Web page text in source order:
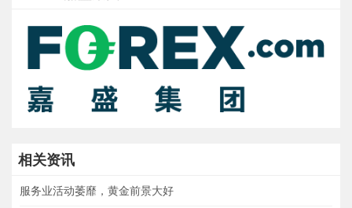
相关资讯
服务业活动萎靡，黄金前景大好